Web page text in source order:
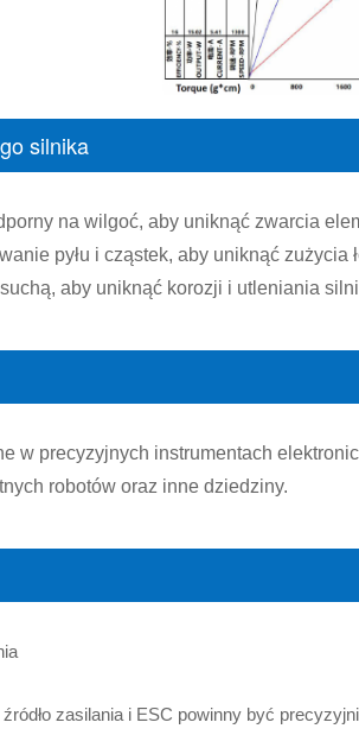
silnika
na wilgoć, aby uniknąć zwarcia
pyłu i cząstek, aby uniknąć zużycia
aby uniknąć korozji i utleniania
w precyzyjnych instrumentach
robotów oraz inne dziedziny.
zasilania i ESC powinny być